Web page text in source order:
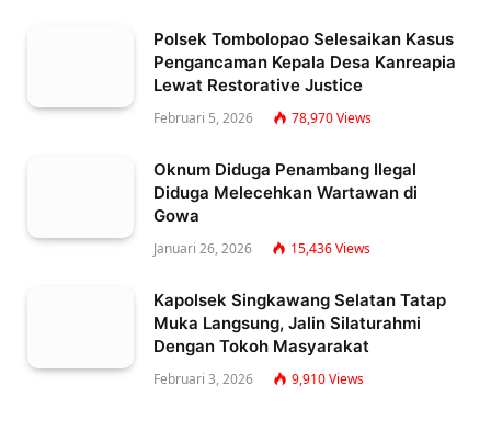
Polsek Tombolopao Selesaikan Kasus
Pengancaman Kepala Desa Kanreapia
Lewat Restorative Justice
Februari 5, 2026 78,970Views
Oknum Diduga Penambang Ilegal
Diduga Melecehkan Wartawan di
Gowa
Januari 26, 2026 15,436Views
Kapolsek Singkawang Selatan Tatap
Muka Langsung, Jalin Silaturahmi
Dengan Tokoh Masyarakat
Februari 3, 2026 9,910Views